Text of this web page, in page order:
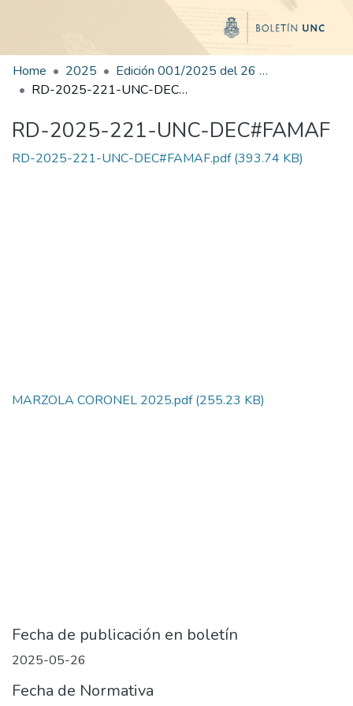
Home 2025
Edición 001/2025 del 26 de mayo de 2025
RD-2025-221-UNC-DEC#FAMAF
RD-2025-221-UNC-DEC#FAMAF
RD-2025-221-UNC-DEC#FAMAF.pdf(393.74 KB)
MARZOLA CORONEL 2025.pdf(255.23 KB)
Fecha de publicación en boletín
2025-05-26
Fecha de Normativa